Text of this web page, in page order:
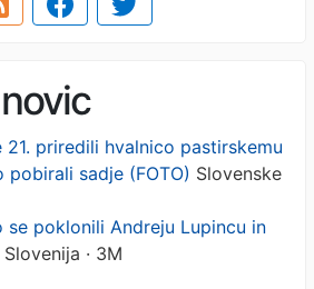
21. priredili hvalnico pastirskemu
pobirali sadje (FOTO) Slovenske
se poklonili Andreju Lupincu in
Slovenija · 3M